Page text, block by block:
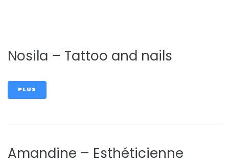
Nosila – Tattoo and nails
PLUS
Amandine – Esthéticienne